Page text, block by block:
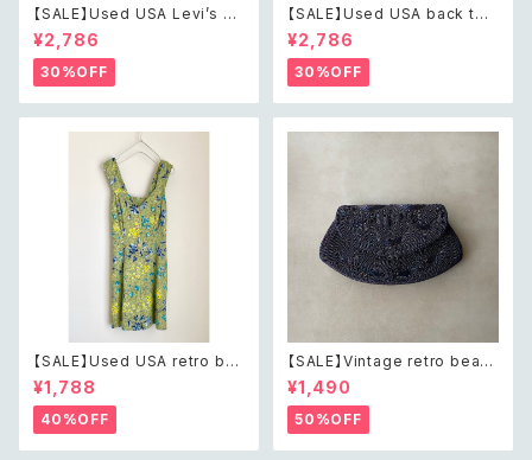
【SALE】Used USA Levi’s su
nrise design orange t shirt
レトロ アメリカ ユーズド 古着
リーバイス サンライズ デザイン
オレンジ Tシャツ XXL
¥2,786
30%OFF
【SALE】Used USA back to t
he 80s car design t shirt レ
トロ アメリカ ユーズド 古着 カ
ーデザイン ライトグレー Tシャ
ツ XXL
¥2,786
30%OFF
【SALE】Used USA retro bot
anical flower salopette sh
ort pants レトロ アメリカ ユー
ズド 古着 ライトグリーン ボタニ
カル フラワー サロペット ショー
トパンツ
¥1,788
40%OFF
【SALE】Vintage retro bead
s embroidery navy blue po
uch レトロ ヴィンテージ ホワイ
ト ビーズ刺繍 ネイビー 紺色 ポ
ーチ
¥1,490
50%OFF